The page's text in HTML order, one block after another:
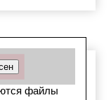
файлы